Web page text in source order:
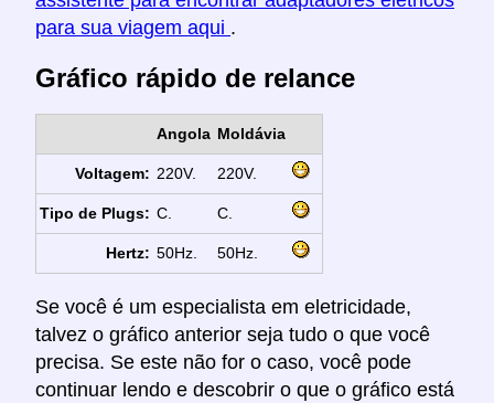
para sua viagem aqui .
Gráfico rápido de relance
Angola Moldávia
Voltagem: 220V. 220V.
Tipo de Plugs: C. C.
Hertz: 50Hz. 50Hz.
Se você é um especialista em eletricidade,
talvez o gráfico anterior seja tudo o que você
precisa. Se este não for o caso, você pode
continuar lendo e descobrir o que o gráfico está